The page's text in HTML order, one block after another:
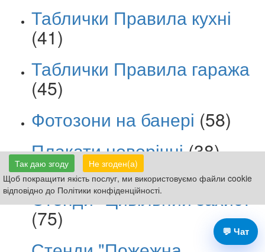
Так даю згоду
Не згоден(а)
Щоб покращити якість послуг, ми використовуємо файли cookie
відповідно до Політики конфіденційності.
Таблички Правила кухні
(41)
Таблички Правила гаража
(45)
Фотозони на банері (58)
Плакати новорічні(38)
Стенди "Цивільний захист"
(75)
💬 Чат